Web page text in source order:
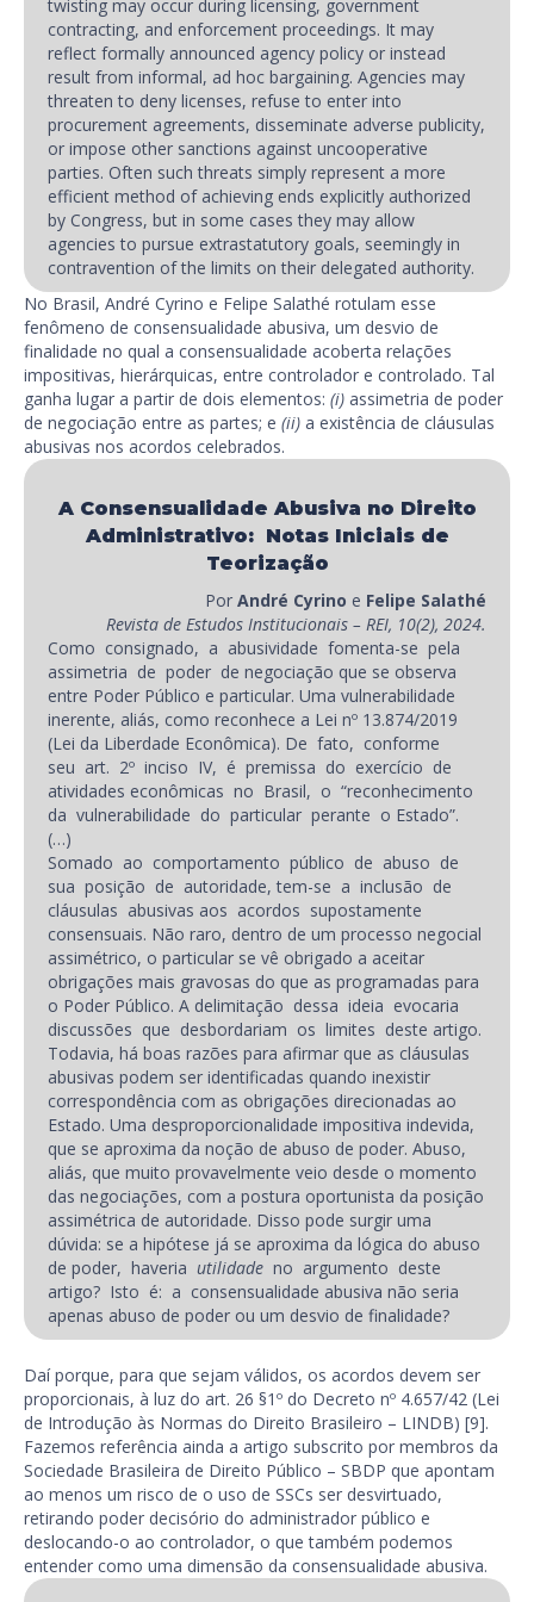
twisting may occur during licensing, government
contracting, and enforcement proceedings. It may
reflect formally announced agency policy or instead
result from informal, ad hoc bargaining. Agencies may
threaten to deny licenses, refuse to enter into
procurement agreements, disseminate adverse publicity,
or impose other sanctions against uncooperative
parties. Often such threats simply represent a more
efficient method of achieving ends explicitly authorized
by Congress, but in some cases they may allow
agencies to pursue extrastatutory goals, seemingly in
contravention of the limits on their delegated authority.
No Brasil, André Cyrino e Felipe Salathé rotulam esse
fenômeno de consensualidade abusiva, um desvio de
finalidade no qual a consensualidade acoberta relações
impositivas, hierárquicas, entre controlador e controlado. Tal
ganha lugar a partir de dois elementos: (i) assimetria de poder
de negociação entre as partes; e (ii) a existência de cláusulas
abusivas nos acordos celebrados.
A Consensualidade Abusiva no Direito
Administrativo: Notas Iniciais de
Teorização
Por André Cyrino e Felipe Salathé
Revista de Estudos Institucionais – REI, 10(2), 2024.
Como consignado, a abusividade fomenta-se pela
assimetria de poder de negociação que se observa
entre Poder Público e particular. Uma vulnerabilidade
inerente, aliás, como reconhece a Lei nº 13.874/2019
(Lei da Liberdade Econômica). De fato, conforme
seu art. 2º inciso IV, é premissa do exercício de
atividades econômicas no Brasil, o “reconhecimento
da vulnerabilidade do particular perante o Estado”.
(…)
Somado ao comportamento público de abuso de
sua posição de autoridade, tem-se a inclusão de
cláusulas abusivas aos acordos supostamente
consensuais. Não raro, dentro de um processo negocial
assimétrico, o particular se vê obrigado a aceitar
obrigações mais gravosas do que as programadas para
o Poder Público. A delimitação dessa ideia evocaria
discussões que desbordariam os limites deste artigo.
Todavia, há boas razões para afirmar que as cláusulas
abusivas podem ser identificadas quando inexistir
correspondência com as obrigações direcionadas ao
Estado. Uma desproporcionalidade impositiva indevida,
que se aproxima da noção de abuso de poder. Abuso,
aliás, que muito provavelmente veio desde o momento
das negociações, com a postura oportunista da posição
assimétrica de autoridade. Disso pode surgir uma
dúvida: se a hipótese já se aproxima da lógica do abuso
de poder, haveria utilidade no argumento deste
artigo? Isto é: a consensualidade abusiva não seria
apenas abuso de poder ou um desvio de finalidade?
Daí porque, para que sejam válidos, os acordos devem ser
proporcionais, à luz do art. 26 §1º do Decreto nº 4.657/42 (Lei
de Introdução às Normas do Direito Brasileiro – LINDB) [9].
Fazemos referência ainda a artigo subscrito por membros da
Sociedade Brasileira de Direito Público – SBDP que apontam
ao menos um risco de o uso de SSCs ser desvirtuado,
retirando poder decisório do administrador público e
deslocando-o ao controlador, o que também podemos
entender como uma dimensão da consensualidade abusiva.